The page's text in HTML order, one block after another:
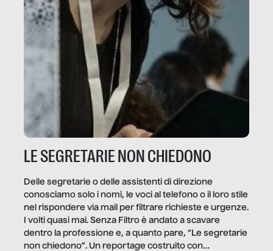
LE SEGRETARIE NON CHIEDONO
Delle segretarie o delle assistenti di direzione
conosciamo solo i nomi, le voci al telefono o il loro stile
nel rispondere via mail per filtrare richieste e urgenze.
I volti quasi mai. Senza Filtro è andato a scavare
dentro la professione e, a quanto pare, “Le segretarie
non chiedono”. Un reportage costruito con